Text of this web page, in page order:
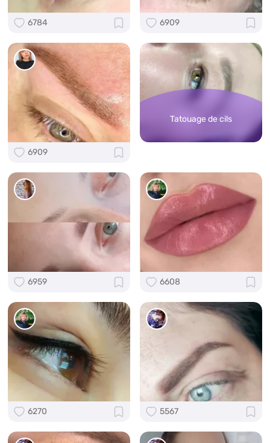
6784 6909
6909
Tatouage de cils
6959 6608
6270 5567